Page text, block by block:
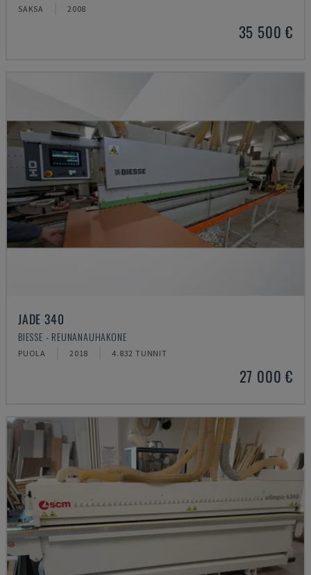
SAKSA 2008
35 500 €
JADE 340
BIESSE - REUNANAUHAKONE
PUOLA 2018 4.832 TUNNIT
27 000 €